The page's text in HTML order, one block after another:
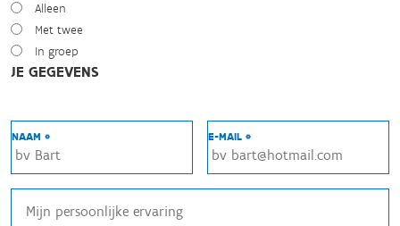
Alleen
Met twee
In groep
JE GEGEVENS
NAAM * E-MAIL *